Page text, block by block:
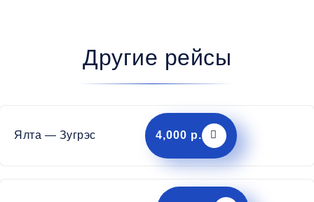
Другие рейсы
Ялта — Зугрэс 4,000 р.